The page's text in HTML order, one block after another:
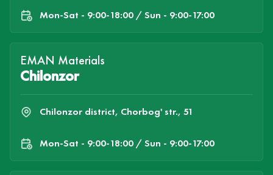
Mon-Sat - 9:00-18:00 / Sun - 9:00-17:00
EMAN Materials
Chilonzor
Chilonzor district, Chorbog' str., 51
Mon-Sat - 9:00-18:00 / Sun - 9:00-17:00